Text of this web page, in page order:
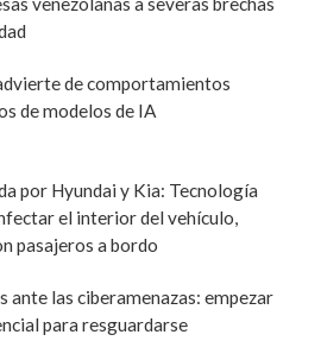
de comportamientos
de modelos de IA
por Hyundai y Kia: Tecnología
el interior del vehículo,
pasajeros a bordo
ante las ciberamenazas: empezar
para resguardarse